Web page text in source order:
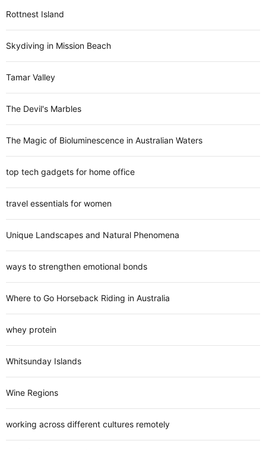
Rottnest Island
Skydiving in Mission Beach
Tamar Valley
The Devil's Marbles
The Magic of Bioluminescence in Australian Waters
top tech gadgets for home office
travel essentials for women
Unique Landscapes and Natural Phenomena
ways to strengthen emotional bonds
Where to Go Horseback Riding in Australia
whey protein
Whitsunday Islands
Wine Regions
working across different cultures remotely